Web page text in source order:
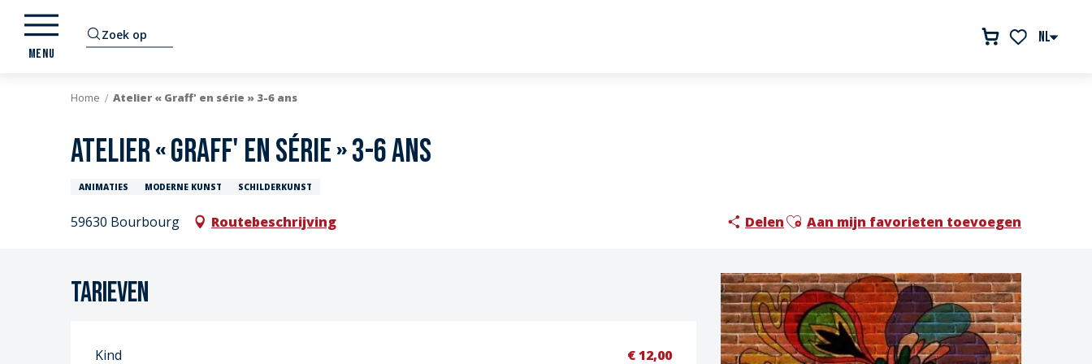
Aller
contenu
NL
Zoek op
MENU
Home Atelier « Graff' en série » 3-6 ans
Atelier « Graff' en série » 3-6 ans
ANIMATIES MODERNE KUNST SCHILDERKUNST
59630 Bourbourg Routebeschrijving DelenAjouter aux favoris
Aan mijn favorieten toevoegen
Tarieven
Kind € 12,00